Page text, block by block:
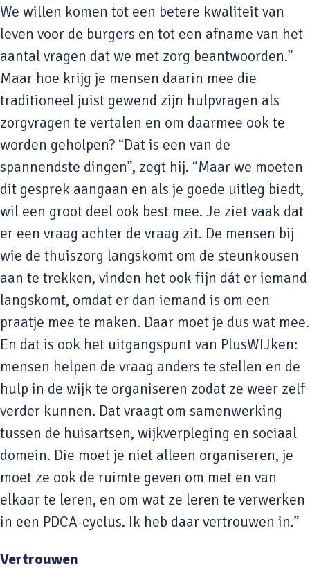
We willen komen tot een betere kwaliteit van
leven voor de burgers en tot een afname van het
aantal vragen dat we met zorg beantwoorden.”
Maar hoe krijg je mensen daarin mee die
traditioneel juist gewend zijn hulpvragen als
zorgvragen te vertalen en om daarmee ook te
worden geholpen? “Dat is een van de
spannendste dingen”, zegt hij. “Maar we moeten
dit gesprek aangaan en als je goede uitleg biedt,
wil een groot deel ook best mee. Je ziet vaak dat
er een vraag achter de vraag zit. De mensen bij
wie de thuiszorg langskomt om de steunkousen
aan te trekken, vinden het ook fijn dát er iemand
langskomt, omdat er dan iemand is om een
praatje mee te maken. Daar moet je dus wat mee.
En dat is ook het uitgangspunt van PlusWIJken:
mensen helpen de vraag anders te stellen en de
hulp in de wijk te organiseren zodat ze weer zelf
verder kunnen. Dat vraagt om samenwerking
tussen de huisartsen, wijkverpleging en sociaal
domein. Die moet je niet alleen organiseren, je
moet ze ook de ruimte geven om met en van
elkaar te leren, en om wat ze leren te verwerken
in een PDCA-cyclus. Ik heb daar vertrouwen in.”
Vertrouwen